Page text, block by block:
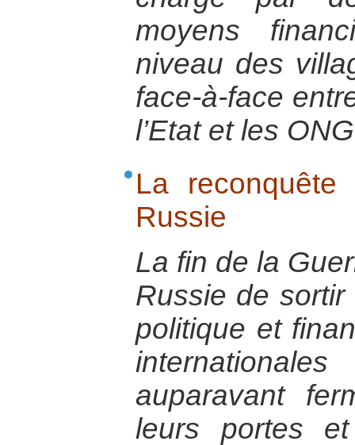
moyens
niveau des
face-à-face
l’Etat et les
La
Russie
La fin de la
Russie de
politique et
auparavant
leurs portes